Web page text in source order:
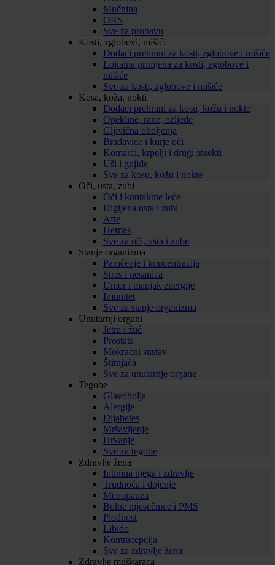
Mučnina
ORS
Sve za probavu
Kosti, zglobovi, mišići
Dodaci prehrani za kosti, zglobove i mišiće
Lokalna primjena za kosti, zglobove i
mišiće
Sve za kosti, zglobove i mišiće
Kosa, koža, nokti
Dodaci prehrani za kosu, kožu i nokte
Opekline, rane, ozljede
Gljivična oboljenja
Bradavice i kurje oči
Komarci, krpelji i drugi insekti
Uši i gnjide
Sve za kosu, kožu i nokte
Oči, usta, zubi
Oči i kontaktne leće
Higijena usta i zubi
Afte
Herpes
Sve za oči, usta i zube
Stanje organizma
Pamćenje i koncentracija
Stres i nesanica
Umor i manjak energije
Imunitet
Sve za stanje organizma
Unutarnji organi
Jetra i žuć
Prostata
Mokraćni sustav
Štitnjača
Sve za unutarnje organe
Tegobe
Glavobolja
Alergije
Dijabetes
Mršavljenje
Hrkanje
Sve za tegobe
Zdravlje žena
Intimna njega i zdravlje
Trudnoća i dojenje
Menopauza
Bolne mjesečnice i PMS
Plodnost
Libido
Kontracepcija
Sve za zdravlje žena
Zdravlje muškaraca